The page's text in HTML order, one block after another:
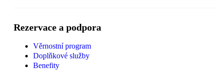
Rezervace a podpora
Věrnostní program
Doplňkové služby
Benefity